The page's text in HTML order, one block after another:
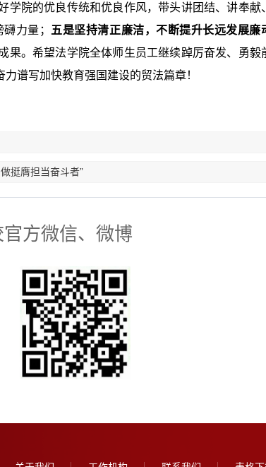
学院的优良传统和优良作风，带头讲团结、讲奉献
力量；
五是坚持清正廉洁，不断提升长远发展廉
果。希望法学院全体师生员工继续踔厉奋发、勇毅
谱写加快教育强国建设的贸法篇章！
挺膺担当奋斗者”
方微信、微博